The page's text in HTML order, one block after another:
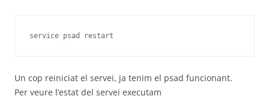
service psad restart
Un cop reiniciat el servei, ja tenim el psad funcionant.
Per veure l’estat del servei executam